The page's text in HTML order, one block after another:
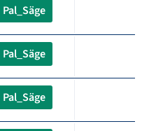
Pal_Säge
Pal_Säge
Pal_Säge